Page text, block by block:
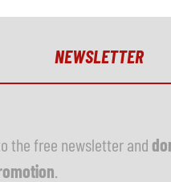
NEWSLETTER
the free newsletter and